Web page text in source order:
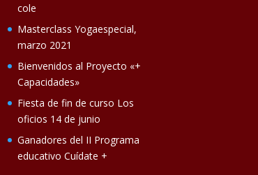
cole
Masterclass Yogaespecial,
marzo 2021
Bienvenidos al Proyecto «+
Capacidades»
Fiesta de fin de curso Los
oficios 14 de junio
Ganadores del II Programa
educativo Cuídate +